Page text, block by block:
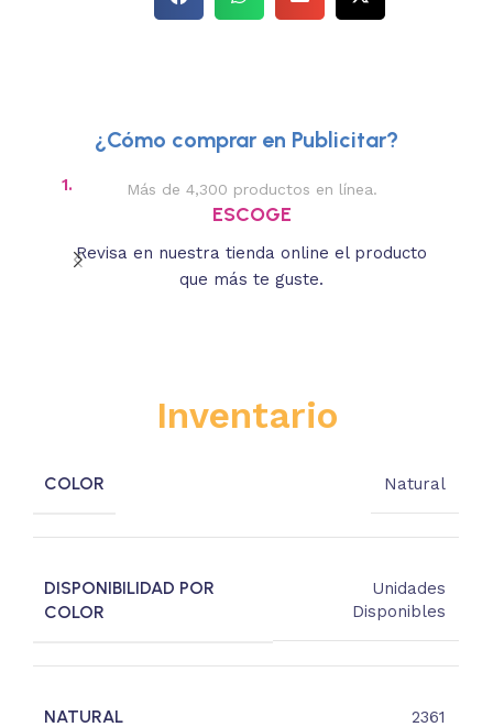
¿Cómo comprar en Publicitar?
1. Más de 4,300 productos en línea.
ESCOGE
Revisa en nuestra tienda online el producto
que más te guste.
Inventario
COLOR Natural
DISPONIBILIDAD POR
COLOR
Unidades
Disponibles
NATURAL 2361